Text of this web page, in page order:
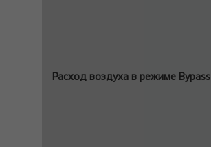
Расход воздуха в режиме Bypass